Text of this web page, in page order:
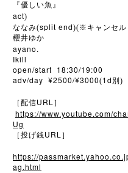
『優しい魚』
act)
ななみ(split end)(※キャンセル
櫻井ゆか
ayano.
Ikill
open/start 18:30/19:00
adv/day ¥2500/¥3000(1d 別)
［配信URL ］
https://www.youtube.com/
Ug
［投げ銭URL ］
https://
ag.html